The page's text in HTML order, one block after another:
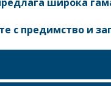
с предимство и